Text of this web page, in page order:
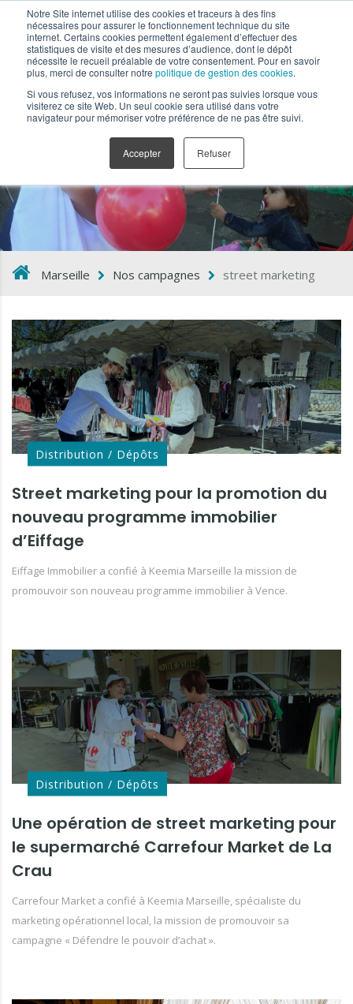
Notre Site internet utilise des cookies et traceurs à des fins
nécessaires pour assurer le fonctionnement technique du site
internet. Certains cookies permettent également d’effectuer des
statistiques de visite et des mesures d’audience, dont le dépôt
nécessite le recueil préalable de votre consentement. Pour en savoir
plus, merci de consulter notre politique de gestion des cookies.
Si vous refusez, vos informations ne seront pas suivies lorsque vous
visiterez ce site Web. Un seul cookie sera utilisé dans votre
navigateur pour mémoriser votre préférence de ne pas être suivi.
Accepter Refuser
street marketing
Marseille Nos campagnes street marketing
Distribution / Dépôts
Street marketing pour la promotion du
nouveau programme immobilier
d’Eiffage
Eiffage Immobilier a confié à Keemia Marseille la mission de
promouvoir son nouveau programme immobilier à Vence.
Distribution / Dépôts
Une opération de street marketing pour
le supermarché Carrefour Market de La
Crau
Carrefour Market a confié à Keemia Marseille, spécialiste du
marketing opérationnel local, la mission de promouvoir sa
campagne « Défendre le pouvoir d’achat ».